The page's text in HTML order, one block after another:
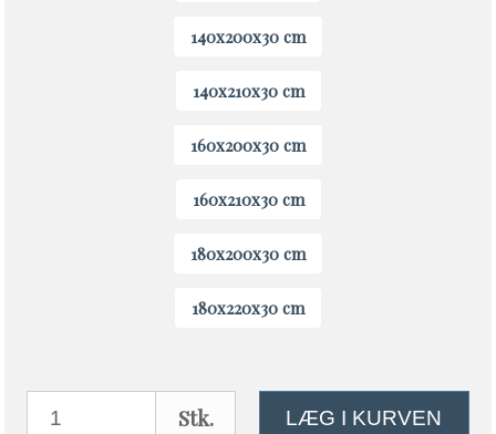
140x200x30 cm
140x210x30 cm
160x200x30 cm
160x210x30 cm
180x200x30 cm
180x220x30 cm
Stk. LÆG I KURVEN